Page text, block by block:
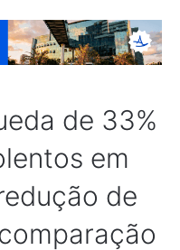
de 33%
em
de